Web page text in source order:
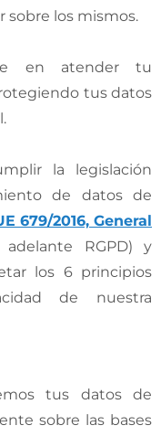
sobre los mismos.
en atender tu
tus datos
la legislación
de datos de
679/2016, General
RGPD) y
los 6 principios
de nuestra
tus datos de
sobre las bases